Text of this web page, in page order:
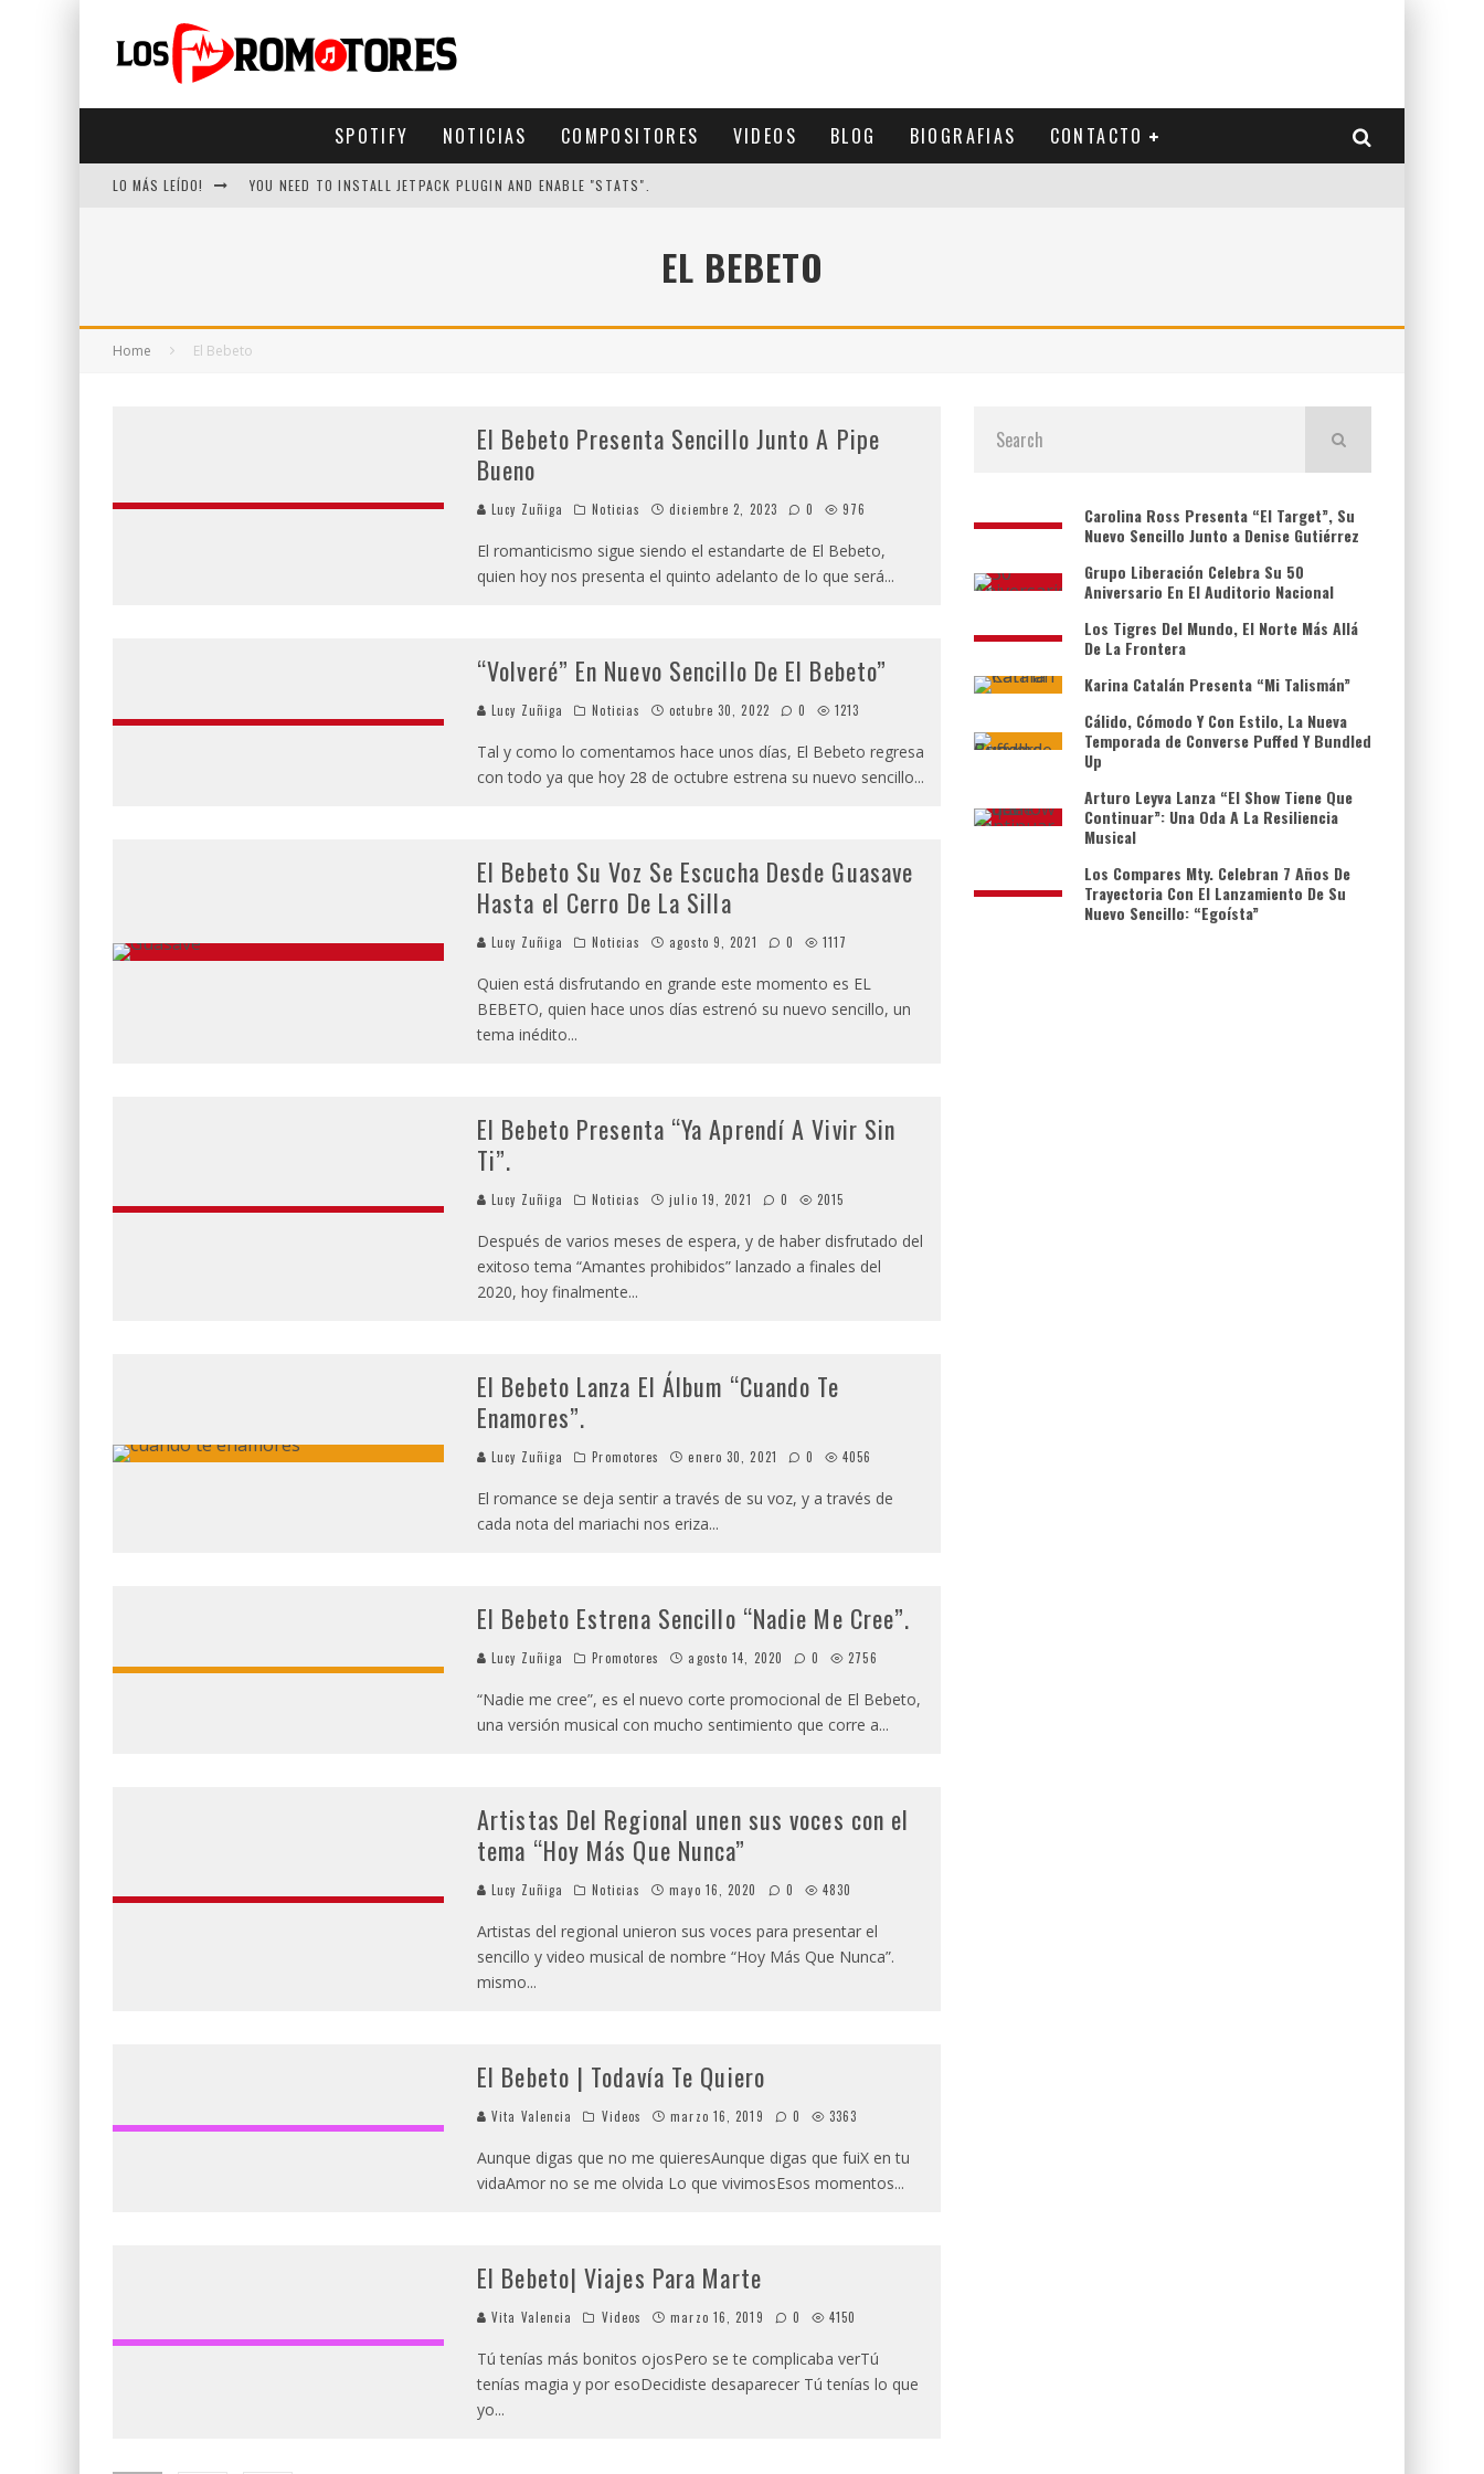
SPOTIFY NOTICIAS COMPOSITORES VIDEOS BLOG BIOGRAFIAS CONTACTO
LO MÁS LEÍDO! YOU NEED TO INSTALL JETPACK PLUGIN AND ENABLE "STATS".
EL BEBETO
Home El Bebeto
El Bebeto Presenta Sencillo Junto A Pipe
Bueno
Lucy Zuñiga Noticias diciembre 2, 2023 0 976
El romanticismo sigue siendo el estandarte de El Bebeto,
quien hoy nos presenta el quinto adelanto de lo que será...
“Volveré” En Nuevo Sencillo De El Bebeto”
Lucy Zuñiga Noticias octubre 30, 2022 0 1213
Tal y como lo comentamos hace unos días, El Bebeto regresa
con todo ya que hoy 28 de octubre estrena su nuevo sencillo...
El Bebeto Su Voz Se Escucha Desde Guasave
Hasta el Cerro De La Silla
Lucy Zuñiga Noticias agosto 9, 2021 0 1117
Quien está disfrutando en grande este momento es EL
BEBETO, quien hace unos días estrenó su nuevo sencillo, un
tema inédito...
El Bebeto Presenta “Ya Aprendí A Vivir Sin
Ti”.
Lucy Zuñiga Noticias julio 19, 2021 0 2015
Después de varios meses de espera, y de haber disfrutado del
exitoso tema “Amantes prohibidos” lanzado a finales del
2020, hoy finalmente...
El Bebeto Lanza El Álbum “Cuando Te
Enamores”.
Lucy Zuñiga Promotores enero 30, 2021 0 4056
El romance se deja sentir a través de su voz, y a través de
cada nota del mariachi nos eriza...
El Bebeto Estrena Sencillo “Nadie Me Cree”.
Lucy Zuñiga Promotores agosto 14, 2020 0 2756
“Nadie me cree”, es el nuevo corte promocional de El Bebeto,
una versión musical con mucho sentimiento que corre a...
Artistas Del Regional unen sus voces con el
tema “Hoy Más Que Nunca”
Lucy Zuñiga Noticias mayo 16, 2020 0 4830
Artistas del regional unieron sus voces para presentar el
sencillo y video musical de nombre “Hoy Más Que Nunca”.
mismo...
El Bebeto | Todavía Te Quiero
Vita Valencia Videos marzo 16, 2019 0 3363
Aunque digas que no me quieresAunque digas que fuiX en tu
vidaAmor no se me olvida Lo que vivimosEsos momentos...
El Bebeto| Viajes Para Marte
Vita Valencia Videos marzo 16, 2019 0 4150
Tú tenías más bonitos ojosPero se te complicaba verTú
tenías magia y por esoDecidiste desaparecer Tú tenías lo que
yo...
Carolina Ross Presenta “El Target”, Su
Nuevo Sencillo Junto a Denise Gutiérrez
Grupo Liberación Celebra Su 50
Aniversario En El Auditorio Nacional
Los Tigres Del Mundo, El Norte Más Allá
De La Frontera
Karina Catalán Presenta “Mi Talismán”
Cálido, Cómodo Y Con Estilo, La Nueva
Temporada de Converse Puffed Y Bundled
Up
Arturo Leyva Lanza “El Show Tiene Que
Continuar”: Una Oda A La Resiliencia
Musical
Los Compares Mty. Celebran 7 Años De
Trayectoria Con El Lanzamiento De Su
Nuevo Sencillo: “Egoísta”